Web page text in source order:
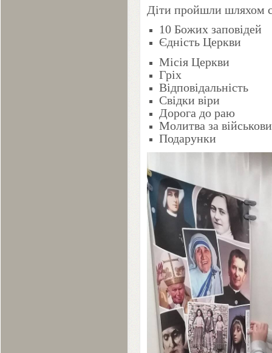
Діти пройшли шляхом
10Божих заповідей
Єдність Церкви
Місія Церкви
Гріх
Відповідальність
Свідки віри
Дорога до раю
Молитва за
Подарунки